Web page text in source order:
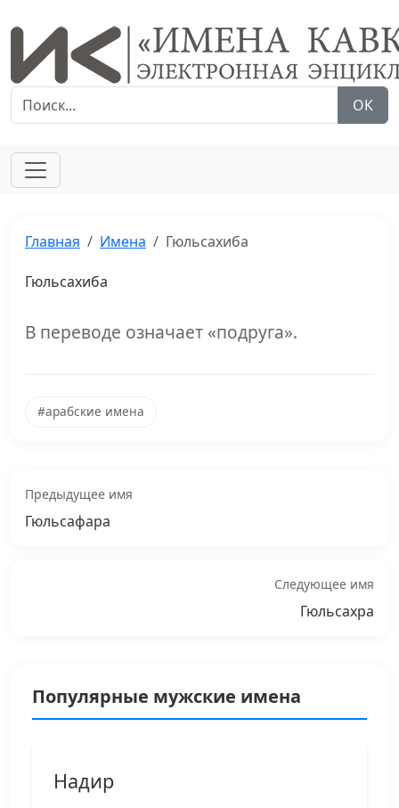
ОК
Главная Имена Гюльсахиба
Гюльсахиба
В переводе означает «подруга».
#арабские имена
Предыдущее имя
Гюльсафара
Следующее имя
Гюльсахра
Популярные мужские имена
Надир